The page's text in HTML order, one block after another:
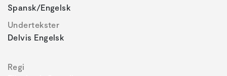
Spansk/engelsk
Undertekster
Delvis Engelsk
Regi